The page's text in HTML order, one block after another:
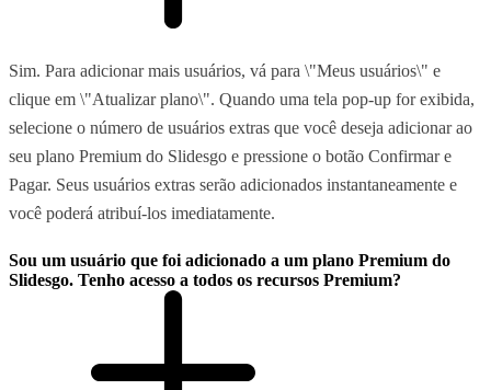
Sim. Para adicionar mais usuários, vá para \"Meus usuários\" e
clique em \"Atualizar plano\". Quando uma tela pop-up for exibida,
selecione o número de usuários extras que você deseja adicionar ao
seu plano Premium do Slidesgo e pressione o botão Confirmar e
Pagar. Seus usuários extras serão adicionados instantaneamente e
você poderá atribuí-los imediatamente.
Sou um usuário que foi adicionado a um plano Premium do
Slidesgo. Tenho acesso a todos os recursos Premium?